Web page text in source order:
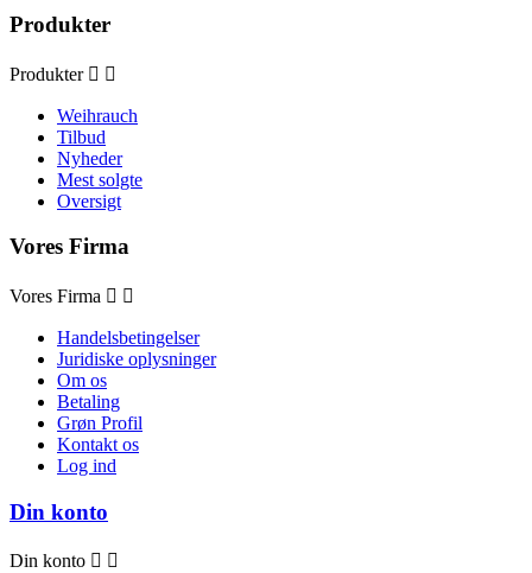
Produkter
Produkter  
Weihrauch
Tilbud
Nyheder
Mest solgte
Oversigt
Vores Firma
Vores Firma  
Handelsbetingelser
Juridiske oplysninger
Om os
Betaling
Grøn Profil
Kontakt os
Log ind
Din konto
Din konto  